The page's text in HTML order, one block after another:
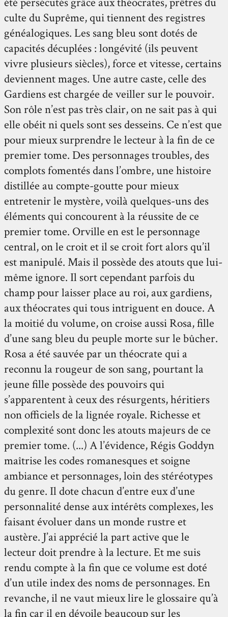
culte du Suprême, qui tiennent des registres
généalogiques. Les sang bleu sont dotés de
capacités décuplées : longévité (ils peuvent
vivre plusieurs siècles), force et vitesse, certains
deviennent mages. Une autre caste, celle des
Gardiens est chargée de veiller sur le pouvoir.
Son rôle n’est pas très clair, on ne sait pas à qui
elle obéit ni quels sont ses desseins. Ce n’est que
pour mieux surprendre le lecteur à la fin de ce
premier tome. Des personnages troubles, des
complots fomentés dans l’ombre, une histoire
distillée au compte-goutte pour mieux
entretenir le mystère, voilà quelques-uns des
éléments qui concourent à la réussite de ce
premier tome. Orville en est le personnage
central, on le croit et il se croit fort alors qu’il
est manipulé. Mais il possède des atouts que lui-
même ignore. Il sort cependant parfois du
champ pour laisser place au roi, aux gardiens,
aux théocrates qui tous intriguent en douce. A
la moitié du volume, on croise aussi Rosa, fille
d’une sang bleu du peuple morte sur le bûcher.
Rosa a été sauvée par un théocrate qui a
reconnu la rougeur de son sang, pourtant la
jeune fille possède des pouvoirs qui
s’apparentent à ceux des résurgents, héritiers
non officiels de la lignée royale. Richesse et
complexité sont donc les atouts majeurs de ce
premier tome. (...) A l’évidence, Régis Goddyn
maîtrise les codes romanesques et soigne
ambiance et personnages, loin des stéréotypes
du genre. Il dote chacun d’entre eux d’une
personnalité dense aux intérêts complexes, les
faisant évoluer dans un monde rustre et
austère. J’ai apprécié la part active que le
lecteur doit prendre à la lecture. Et me suis
rendu compte à la fin que ce volume est doté
d’un utile index des noms de personnages. En
revanche, il ne vaut mieux lire le glossaire qu’à
la fin car il en dévoile beaucoup sur les